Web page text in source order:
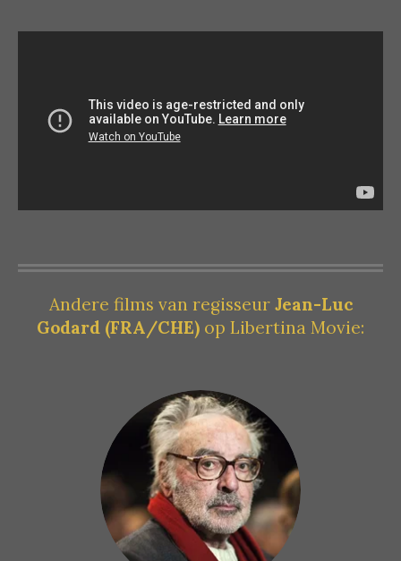
Andere films van regisseur Jean-Luc
Godard (FRA/CHE) op Libertina Movie: